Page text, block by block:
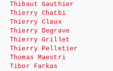
Thibaut Gauthier
Thierry Chatbi
Thierry Claux
Thierry Degrave
Thierry Grillet
Thierry Pelletier
Thomas Maestri
Tibor Farkas